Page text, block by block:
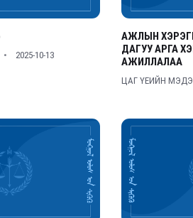
2025-10-13
АЖЛЫН
ДАГУУ АРГА
АЖИЛЛАЛАА
ЦАГ ҮЕИЙН